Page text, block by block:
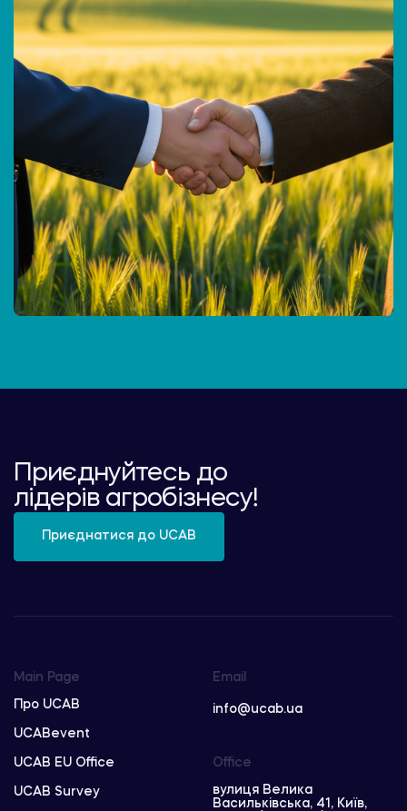
Приєднуйтесь до
лідерів агробізнесу!
Приєднатися до UCAB
Main Page
Про UCAB
UCABevent
UCAB EU Office
UCAB Survey
Email
info@ucab.ua
Office
вулиця Велика
Васильківська, 41, Київ,